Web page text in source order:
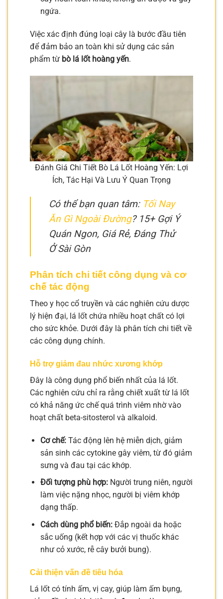
ngứa.
Việc xác định đúng loại cây là bước đầu tiên
để đảm bảo an toàn khi sử dụng các sản
phẩm từ bò lá lốt hoàng yến.
Đánh Giá Chi Tiết Bò Lá Lốt Hoàng Yến: Lợi
Ích, Tác Hại Và Lưu Ý Quan Trọng
Có thể bạn quan tâm: Tối Nay
Ăn Gì Ngoài Đường? 15+ Gợi Ý
Quán Ngon, Giá Rẻ, Đáng Thử
Ở Sài Gòn
Phân tích chi tiết công dụng và cơ
chế tác động
Theo y học cổ truyền và các nghiên cứu dược
lý hiện đại, lá lốt chứa nhiều hoạt chất có lợi
cho sức khỏe. Dưới đây là phân tích chi tiết về
các công dụng chính.
Hỗ trợ giảm đau nhức xương khớp
Đây là công dụng phổ biến nhất của lá lốt.
Các nghiên cứu chỉ ra rằng chiết xuất từ lá lốt
có khả năng ức chế quá trình viêm nhờ vào
hoạt chất beta-sitosterol và alkaloid.
Cơ chế:Tác động lên hệ miễn dịch, giảm
sản sinh các cytokine gây viêm, từ đó giảm
sưng và đau tại các khớp.
Đối tượng phù hợp:Người trung niên, người
làm việc nặng nhọc, người bị viêm khớp
dạng thấp.
Cách dùng phổ biến:Đắp ngoài da hoặc
sắc uống (kết hợp với các vị thuốc khác
như cỏ xước, rễ cây bưởi bung).
Cải thiện vấn đề tiêu hóa
Lá lốt có tính ấm, vị cay, giúp làm ấm bụng,